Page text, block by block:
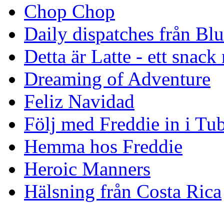
Chop Chop
Daily dispatches från
Detta är Latte - ett
Dreaming of Adventure
Feliz Navidad
Följ med Freddie in i
Hemma hos Freddie
Heroic Manners
Hälsning från Costa Rica